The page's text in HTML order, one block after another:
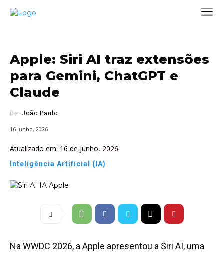
Apple: Siri AI traz extensões
para Gemini, ChatGPT e
Claude
De: João Paulo
16 Junho, 2026
Atualizado em: 16 de Junho, 2026
Inteligência Artificial (IA)
Na WWDC 2026, a Apple apresentou a Siri AI, uma